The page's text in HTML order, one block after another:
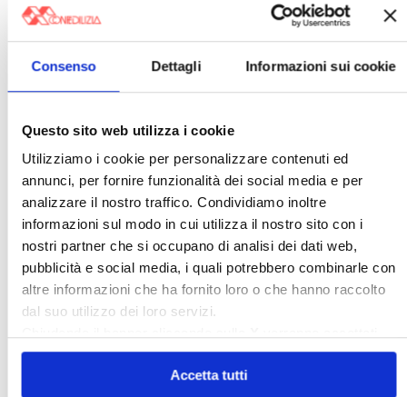
Consenso Dettagli Informazioni sui cookie
Questo sito web utilizza i cookie
Utilizziamo i cookie per personalizzare contenuti ed
annunci, per fornire funzionalità dei social media e per
analizzare il nostro traffico. Condividiamo inoltre
informazioni sul modo in cui utilizza il nostro sito con i
nostri partner che si occupano di analisi dei dati web,
pubblicità e social media, i quali potrebbero combinarle con
altre informazioni che ha fornito loro o che hanno raccolto
dal suo utilizzo dei loro servizi.
solo i cookie necessari.
Accetta tutti
〉 affittocasa.info
a gestire ogni aspetto del tuo contratto di
locazione, visitaaffittocasa.info
〉 Amministratori